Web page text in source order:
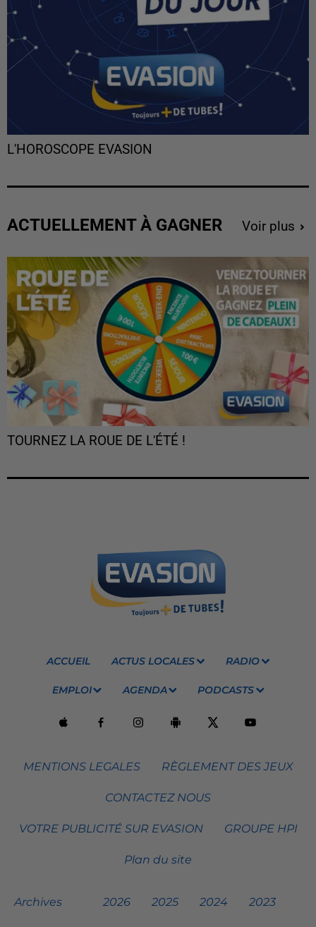
L'HOROSCOPE EVASION
ACTUELLEMENT À GAGNER Voir plus
TOURNEZ LA ROUE DE L'ÉTÉ !
ACCUEIL ACTUS LOCALES RADIO
EMPLOI AGENDA PODCASTS
MENTIONS LEGALES RÈGLEMENT DES JEUX
CONTACTEZ NOUS
VOTRE PUBLICITÉ SUR EVASION GROUPE HPI
Plan du site
Archives 2026 2025 2024 2023